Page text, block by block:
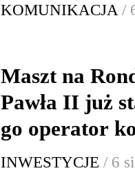
KOMUNIKACJA /
Maszt na
Pawła II już
go operator
INWESTYCJE / 6